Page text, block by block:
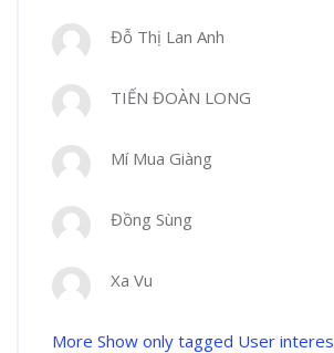
Đỗ Thị Lan Anh
TIẾN ĐOÀN LONG
Mí Mua Giàng
Đồng Sùng
Xa Vu
More Show only tagged User